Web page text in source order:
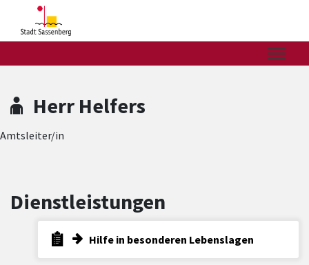
Zum Header
Zum Hauptinhalt
Zum Footer
Zum Hauptinhalt springen
Herr Helfers
Amtsleiter/in
Dienstleistungen
Hilfe in besonderen Lebenslagen